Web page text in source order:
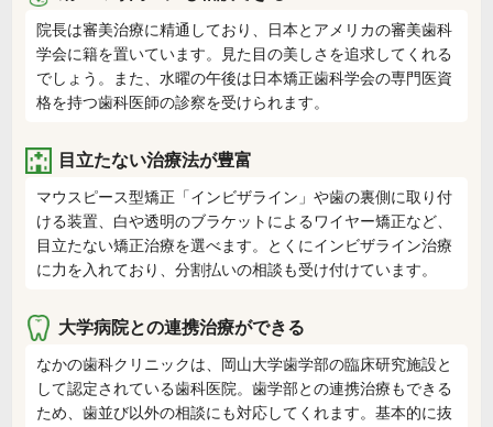
院長は審美治療に精通しており、日本とアメリカの審美歯科
学会に籍を置いています。見た目の美しさを追求してくれる
でしょう。また、水曜の午後は日本矯正歯科学会の専門医資
格を持つ歯科医師の診察を受けられます。
目立たない治療法が豊富
マウスピース型矯正「インビザライン」や歯の裏側に取り付
ける装置、白や透明のブラケットによるワイヤー矯正など、
目立たない矯正治療を選べます。とくにインビザライン治療
に力を入れており、分割払いの相談も受け付けています。
大学病院との連携治療ができる
なかの歯科クリニックは、岡山大学歯学部の臨床研究施設と
して認定されている歯科医院。歯学部との連携治療もできる
ため、歯並び以外の相談にも対応してくれます。基本的に抜